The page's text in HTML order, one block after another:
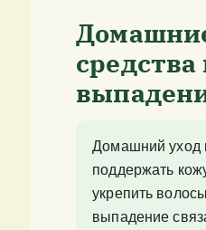
Домашний уход
поддержать
укрепить
выпадение